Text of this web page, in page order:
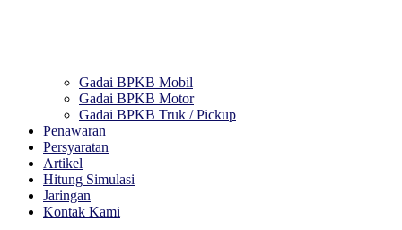
Gadai BPKB Mobil
Gadai BPKB Motor
Gadai BPKB Truk / Pickup
Penawaran
Persyaratan
Artikel
Hitung Simulasi
Jaringan
Kontak Kami